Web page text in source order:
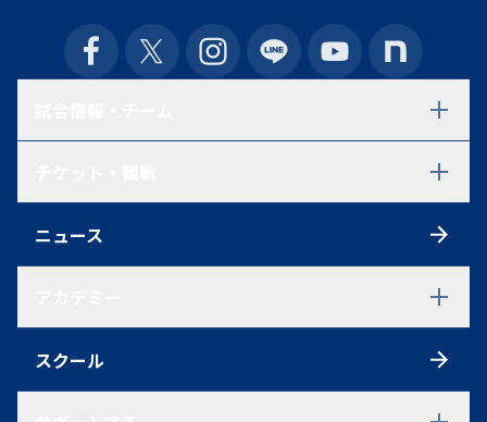
練習見学について
シーズンチケット
ファンクラブ
グッズ
ニュース
U-18
U-18 選手一覧
スクール